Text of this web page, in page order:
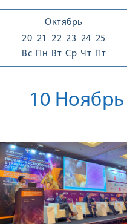
Октябрь
20
Вс
21
Пн
22
Вт
23
Ср
24
Чт
25
Пт
10